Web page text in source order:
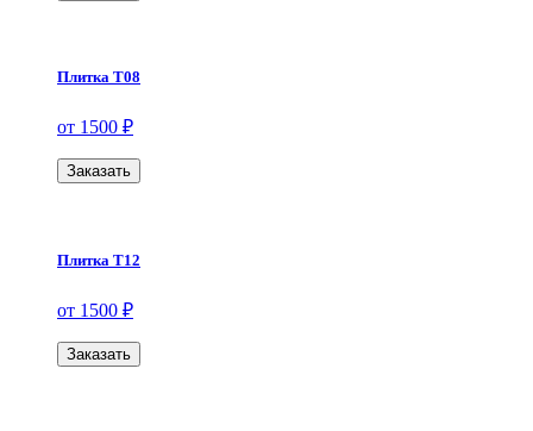
Плитка Т08
от 1500 ₽
Заказать
Плитка Т12
от 1500 ₽
Заказать